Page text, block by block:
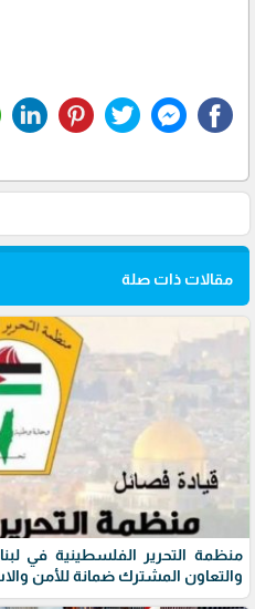
مقالات ذات صلة
منظمة التحرير الفلسطينية في
والتعاون المشترك ضمانة للأمن